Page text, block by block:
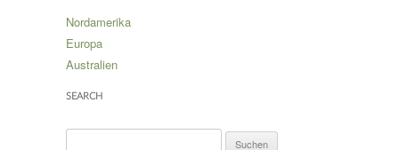
Nordamerika
Europa
Australien
SEARCH